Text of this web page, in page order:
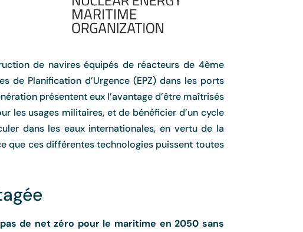
de navires équipés de réacteurs de 4ème
de Planification d’Urgence (EPZ) dans les ports
présentent eux l’avantage d’être maîtrisés
les usages militaires, et de bénéficier d’un cycle
dans les eaux internationales, en vertu de la
que ces différentes technologies puissent toutes
pas de net zéro pour le maritime en 2050 sans